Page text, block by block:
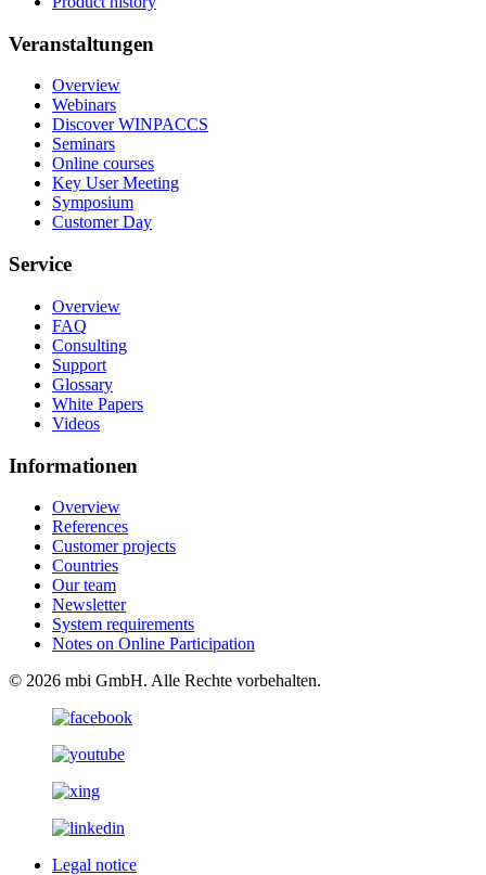
Veranstaltungen
Overview
Webinars
Discover WINPACCS
Seminars
Online courses
Key User Meeting
Symposium
Customer Day
Service
Overview
FAQ
Consulting
Support
Glossary
White Papers
Videos
Informationen
Overview
References
Customer projects
Countries
Our team
Newsletter
System requirements
Notes on Online Participation
© 2026 mbi GmbH. Alle Rechte vorbehalten.
Legal notice